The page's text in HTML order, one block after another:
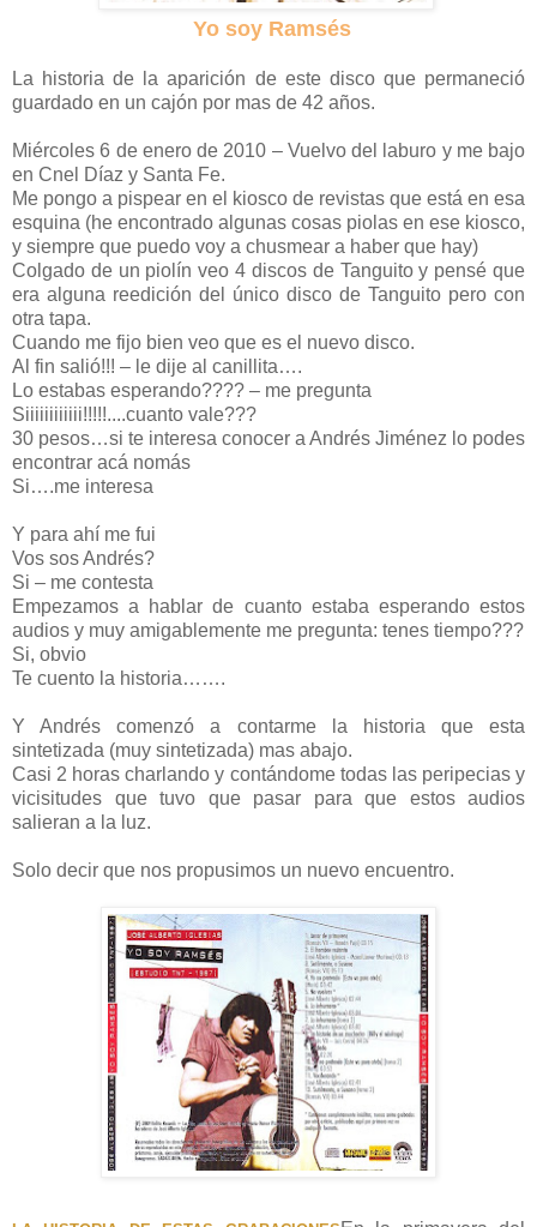
Yo soy Ramsés
La historia de la aparición de este disco que permaneció
guardado en un cajón por mas de 42 años.
Miércoles 6 de enero de 2010 – Vuelvo del laburo y me bajo
en Cnel Díaz y Santa Fe.
Me pongo a pispear en el kiosco de revistas que está en esa
esquina (he encontrado algunas cosas piolas en ese kiosco,
y siempre que puedo voy a chusmear a haber que hay)
Colgado de un piolín veo 4 discos de Tanguito y pensé que
era alguna reedición del único disco de Tanguito pero con
otra tapa.
Cuando me fijo bien veo que es el nuevo disco.
Al fin salió!!! – le dije al canillita….
Lo estabas esperando???? – me pregunta
Siiiiiiiiiiii!!!!!....cuanto vale???
30 pesos…si te interesa conocer a Andrés Jiménez lo podes
encontrar acá nomás
Si….me interesa
Y para ahí me fui
Vos sos Andrés?
Si – me contesta
Empezamos a hablar de cuanto estaba esperando estos
audios y muy amigablemente me pregunta: tenes tiempo???
Si, obvio
Te cuento la historia…….
Y Andrés comenzó a contarme la historia que esta
sintetizada (muy sintetizada) mas abajo.
Casi 2 horas charlando y contándome todas las peripecias y
vicisitudes que tuvo que pasar para que estos audios
salieran a la luz.
Solo decir que nos propusimos un nuevo encuentro.